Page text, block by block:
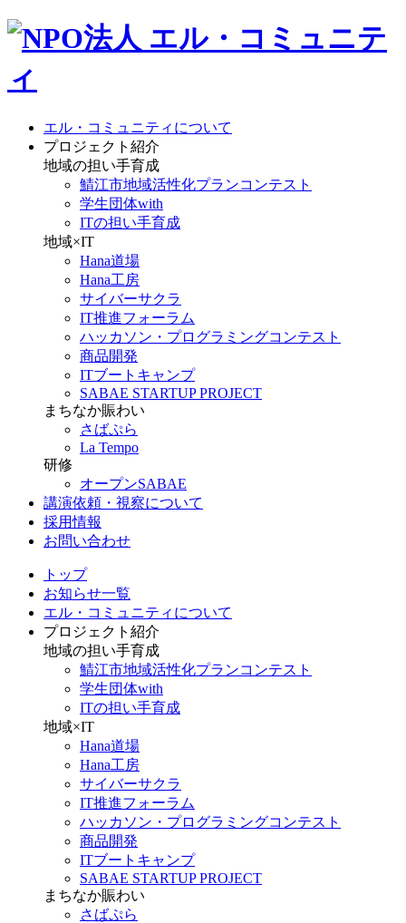
エル・コミュニティについて
プロジェクト紹介
地域の担い手育成
鯖江市地域活性化プランコンテスト
学生団体with
ITの担い手育成
地域×IT
Hana道場
Hana工房
サイバーサクラ
IT推進フォーラム
ハッカソン・プログラミングコンテスト
商品開発
ITブートキャンプ
SABAE STARTUP PROJECT
まちなか賑わい
さばぷら
La Tempo
研修
オープンSABAE
講演依頼・視察について
採用情報
お問い合わせ
トップ
お知らせ一覧
エル・コミュニティについて
プロジェクト紹介
地域の担い手育成
鯖江市地域活性化プランコンテスト
学生団体with
ITの担い手育成
地域×IT
Hana道場
Hana工房
サイバーサクラ
IT推進フォーラム
ハッカソン・プログラミングコンテスト
商品開発
ITブートキャンプ
SABAE STARTUP PROJECT
まちなか賑わい
さばぷら